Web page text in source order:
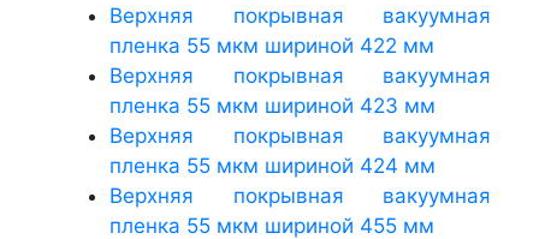
Верхняя покрывная вакуумная
пленка 55 мкм шириной 422 мм
Верхняя покрывная вакуумная
пленка 55 мкм шириной 423 мм
Верхняя покрывная вакуумная
пленка 55 мкм шириной 424 мм
Верхняя покрывная вакуумная
пленка 55 мкм шириной 455 мм